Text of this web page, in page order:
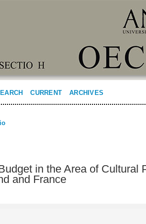
CURRENT ARCHIVES
in the Area of Cultural
and France